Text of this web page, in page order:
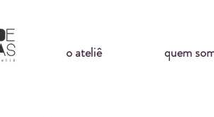
o ateliê quem